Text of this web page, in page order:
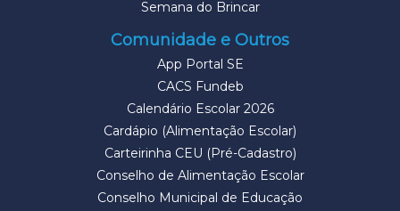
Semana do Brincar
Comunidade e Outros
App Portal SE
CACS Fundeb
Calendário Escolar 2026
Cardápio (Alimentação Escolar)
Carteirinha CEU (Pré-Cadastro)
Conselho de Alimentação Escolar
Conselho Municipal de Educação